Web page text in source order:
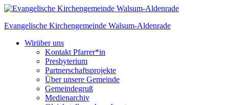
Skip
content
Evangelische Kirchengemeinde Walsum-Aldenrade
Wirüber uns
Kontakt Pfarrer*in
Presbyterium
Partnerschaftsprojekte
Über unsere Gemeinde
Gemeindegruß
Medienarchiv